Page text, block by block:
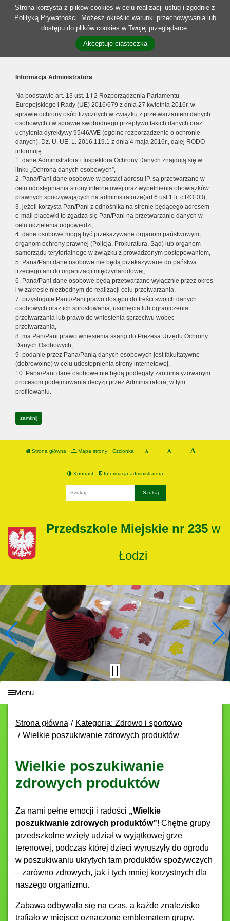
Strona korzysta z plików cookies w celu realizacji usług i zgodnie z
Polityką Prywatności. Możesz określić warunki przechowywania lub
dostępu do plików cookies w Twojej przeglądarce.
Akceptuję ciasteczka
Informacja Administratora
Na podstawie art. 13 ust. 1 i 2 Rozporządzenia Parlamentu
Europejskiego i Rady (UE) 2016/679 z dnia 27 kwietnia 2016r. w
sprawie ochrony osób fizycznych w związku z przetwarzaniem danych
osobowych i w sprawie swobodnego przepływu takich danych oraz
uchylenia dyrektywy 95/46/WE (ogólne rozporządzenie o ochronie
danych), Dz. U. UE. L. 2016.119.1 z dnia 4 maja 2016r., dalej RODO
informuję:
1. dane Administratora i Inspektora Ochrony Danych znajdują się w
linku „Ochrona danych osobowych”,
2. Pana/Pani dane osobowe w postaci adresu IP, są przetwarzane w
celu udostępniania strony internetowej oraz wypełnienia obowiązków
prawnych spoczywających na administratorze(art.6 ust.1 lit.c RODO),
3. jeżeli korzysta Pan/Pani z odnośnika na stronie będącego adresem
e-mail placówki to zgadza się Pan/Pani na przetwarzanie danych w
celu udzielenia odpowiedzi,
4. dane osobowe mogą być przekazywane organom państwowym,
organom ochrony prawnej (Policja, Prokuratura, Sąd) lub organom
samorządu terytorialnego w związku z prowadzonym postępowaniem,
5. Pana/Pani dane osobowe nie będą przekazywane do państwa
trzeciego ani do organizacji międzynarodowej,
6. Pana/Pani dane osobowe będą przetwarzane wyłącznie przez okres
i w zakresie niezbędnym do realizacji celu przetwarzania,
7. przysługuje Panu/Pani prawo dostępu do treści swoich danych
osobowych oraz ich sprostowania, usunięcia lub ograniczenia
przetwarzania lub prawo do wniesienia sprzeciwu wobec
przetwarzania,
8. ma Pan/Pani prawo wniesienia skargi do Prezesa Urzędu Ochrony
Danych Osobowych,
9. podanie przez Pana/Panią danych osobowych jest fakultatywne
(dobrowolne) w celu udostępnienia strony internetowej,
10. Pana/Pani dane osobowe nie będą podlegały zautomatyzowanym
procesom podejmowania decyzji przez Administratora, w tym
profilowaniu.
zamknij
Strona główna Mapa strony Czcionka
Kontrast Informacja administratora
Przedszkole Miejskie nr 235 w
Łodzi
Menu
Strona główna
Kategoria: Zdrowo i sportowo
Wielkie poszukiwanie zdrowych produktów
Wielkie poszukiwanie
zdrowych produktów
Za nami pełne emocji i radości „Wielkie
poszukiwanie zdrowych produktów”! Chętne grupy
przedszkolne wzięły udział w wyjątkowej grze
terenowej, podczas której dzieci wyruszyły do ogrodu
w poszukiwaniu ukrytych tam produktów spożywczych
– zarówno zdrowych, jak i tych mniej korzystnych dla
naszego organizmu.
Zabawa odbywała się na czas, a każde znalezisko
trafiało w miejsce oznaczone emblematem grupy.